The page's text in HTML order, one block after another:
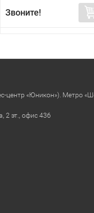
Звоните!
центр «Юникон»). Метро
2 эт., офис 436